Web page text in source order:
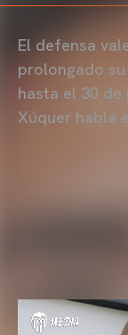
El defensa
prolongado
hasta el 30 de
Xúquer habla